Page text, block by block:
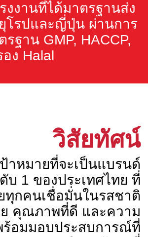
งงานที่ได้มาตรฐานส่ง
โรปและญี่ปุ่น ผ่านการ
รฐาน GMP, HACCP,
ง Halal
วิสัยทัศน์
าหมายที่จะเป็นแบรนด์
บ 1 ของประเทศไทย ที่
ทุกคนเชื่อมั่นในรสชาติ
คุณภาพที่ดี และความ
อมมอบประสบการณ์ที่